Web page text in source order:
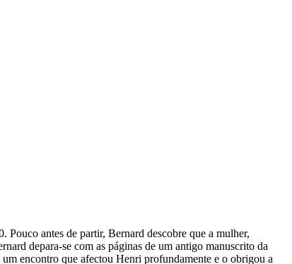
antes de partir, Bernard descobre que a mulher,
depara-se com as páginas de um antigo manuscrito da
encontro que afectou Henri profundamente e o obrigou a